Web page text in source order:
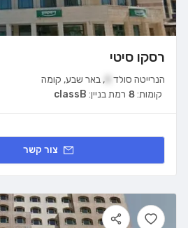
רסקו סיטי
הנרייטה סולד , באר שבע, קומה
רמת בניין: classB קומות:8
צור קשר